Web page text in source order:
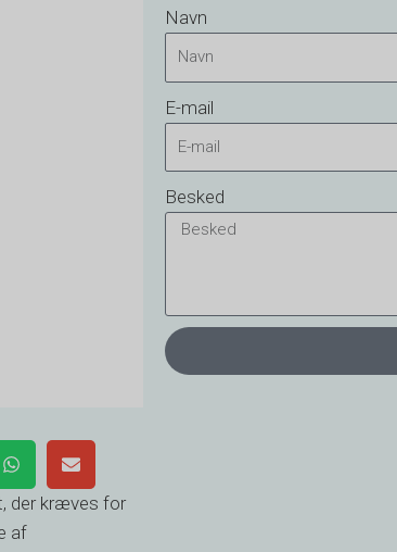
der kræves for
af
Navn
E-mail
Besked